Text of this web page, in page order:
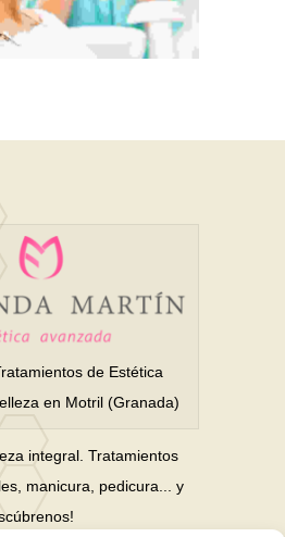
Is Ours
Adventure
de Estética
en Motril (Granada)
integral. Tratamientos
manicura, pedicura... y